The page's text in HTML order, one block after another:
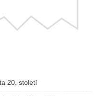
20. století